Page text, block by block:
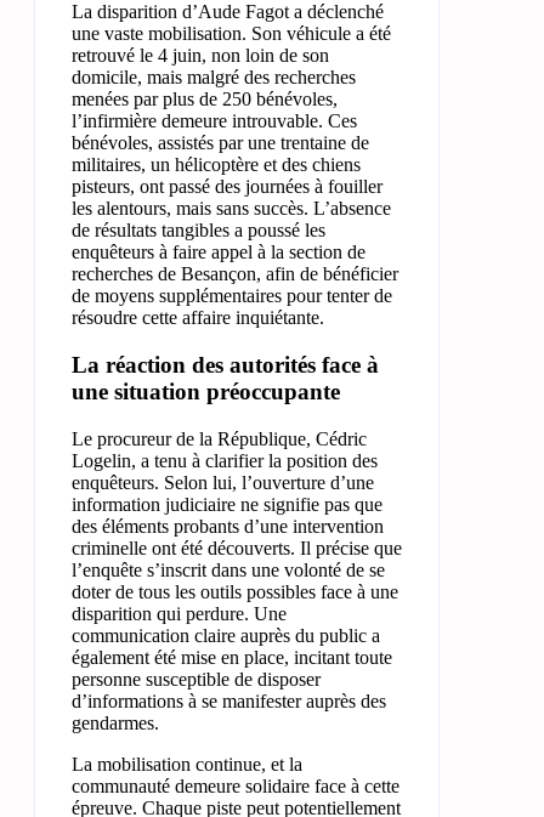
La disparition d’Aude Fagot a déclenché
une vaste mobilisation. Son véhicule a été
retrouvé le 4 juin, non loin de son
domicile, mais malgré des recherches
menées par plus de 250 bénévoles,
l’infirmière demeure introuvable. Ces
bénévoles, assistés par une trentaine de
militaires, un hélicoptère et des chiens
pisteurs, ont passé des journées à fouiller
les alentours, mais sans succès. L’absence
de résultats tangibles a poussé les
enquêteurs à faire appel à la section de
recherches de Besançon, afin de bénéficier
de moyens supplémentaires pour tenter de
résoudre cette affaire inquiétante.
La réaction des autorités face à
une situation préoccupante
Le procureur de la République, Cédric
Logelin, a tenu à clarifier la position des
enquêteurs. Selon lui, l’ouverture d’une
information judiciaire ne signifie pas que
des éléments probants d’une intervention
criminelle ont été découverts. Il précise que
l’enquête s’inscrit dans une volonté de se
doter de tous les outils possibles face à une
disparition qui perdure. Une
communication claire auprès du public a
également été mise en place, incitant toute
personne susceptible de disposer
d’informations à se manifester auprès des
gendarmes.
La mobilisation continue, et la
communauté demeure solidaire face à cette
épreuve. Chaque piste peut potentiellement